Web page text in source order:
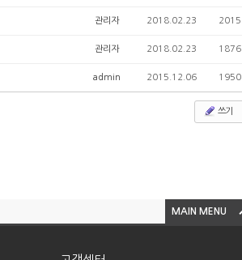
관리자 2018.02.23 2015
관리자 2018.02.23 1876
admin 2015.12.06 1950
쓰기
MAIN MENU